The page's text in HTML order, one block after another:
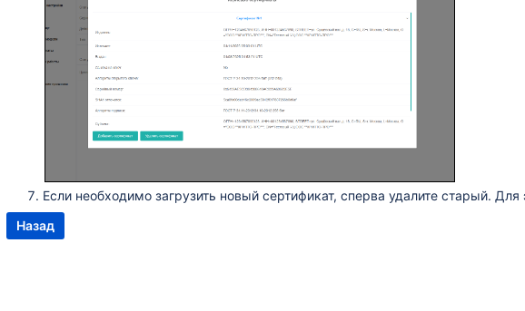
Если необходимо загрузить новый сертификат, сперва удалите старый.
Назад